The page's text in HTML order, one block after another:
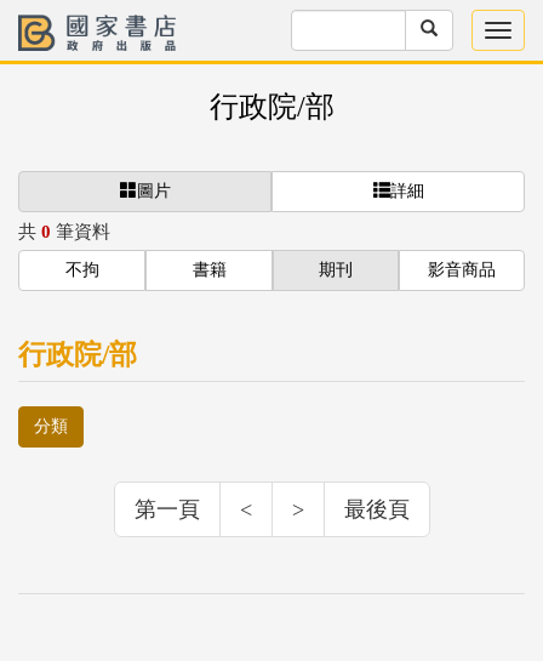
行政院/部
圖片 詳細
共 0 筆資料
不拘 書籍 期刊 影音商品
行政院/部
分類
第一頁 < > 最後頁